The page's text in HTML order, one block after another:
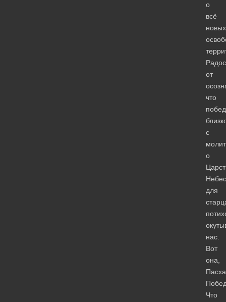
о
всё
новых
от
что
с
о
для
нас.
Вот
она,
Что